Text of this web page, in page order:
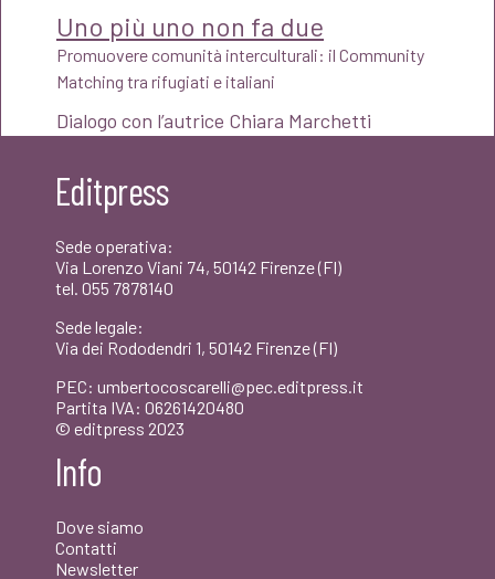
Uno più uno non fa due
Promuovere comunità interculturali: il Community
Matching tra rifugiati e italiani
Dialogo con l’autrice Chiara Marchetti
Editpress
Sede operativa:
Via Lorenzo Viani 74, 50142 Firenze (FI)
tel. 055 7878140
Sede legale:
Via dei Rododendri 1, 50142 Firenze (FI)
PEC: umbertocoscarelli@pec.editpress.it
Partita IVA: 06261420480
© editpress 2023
Info
Dove siamo
Contatti
Newsletter